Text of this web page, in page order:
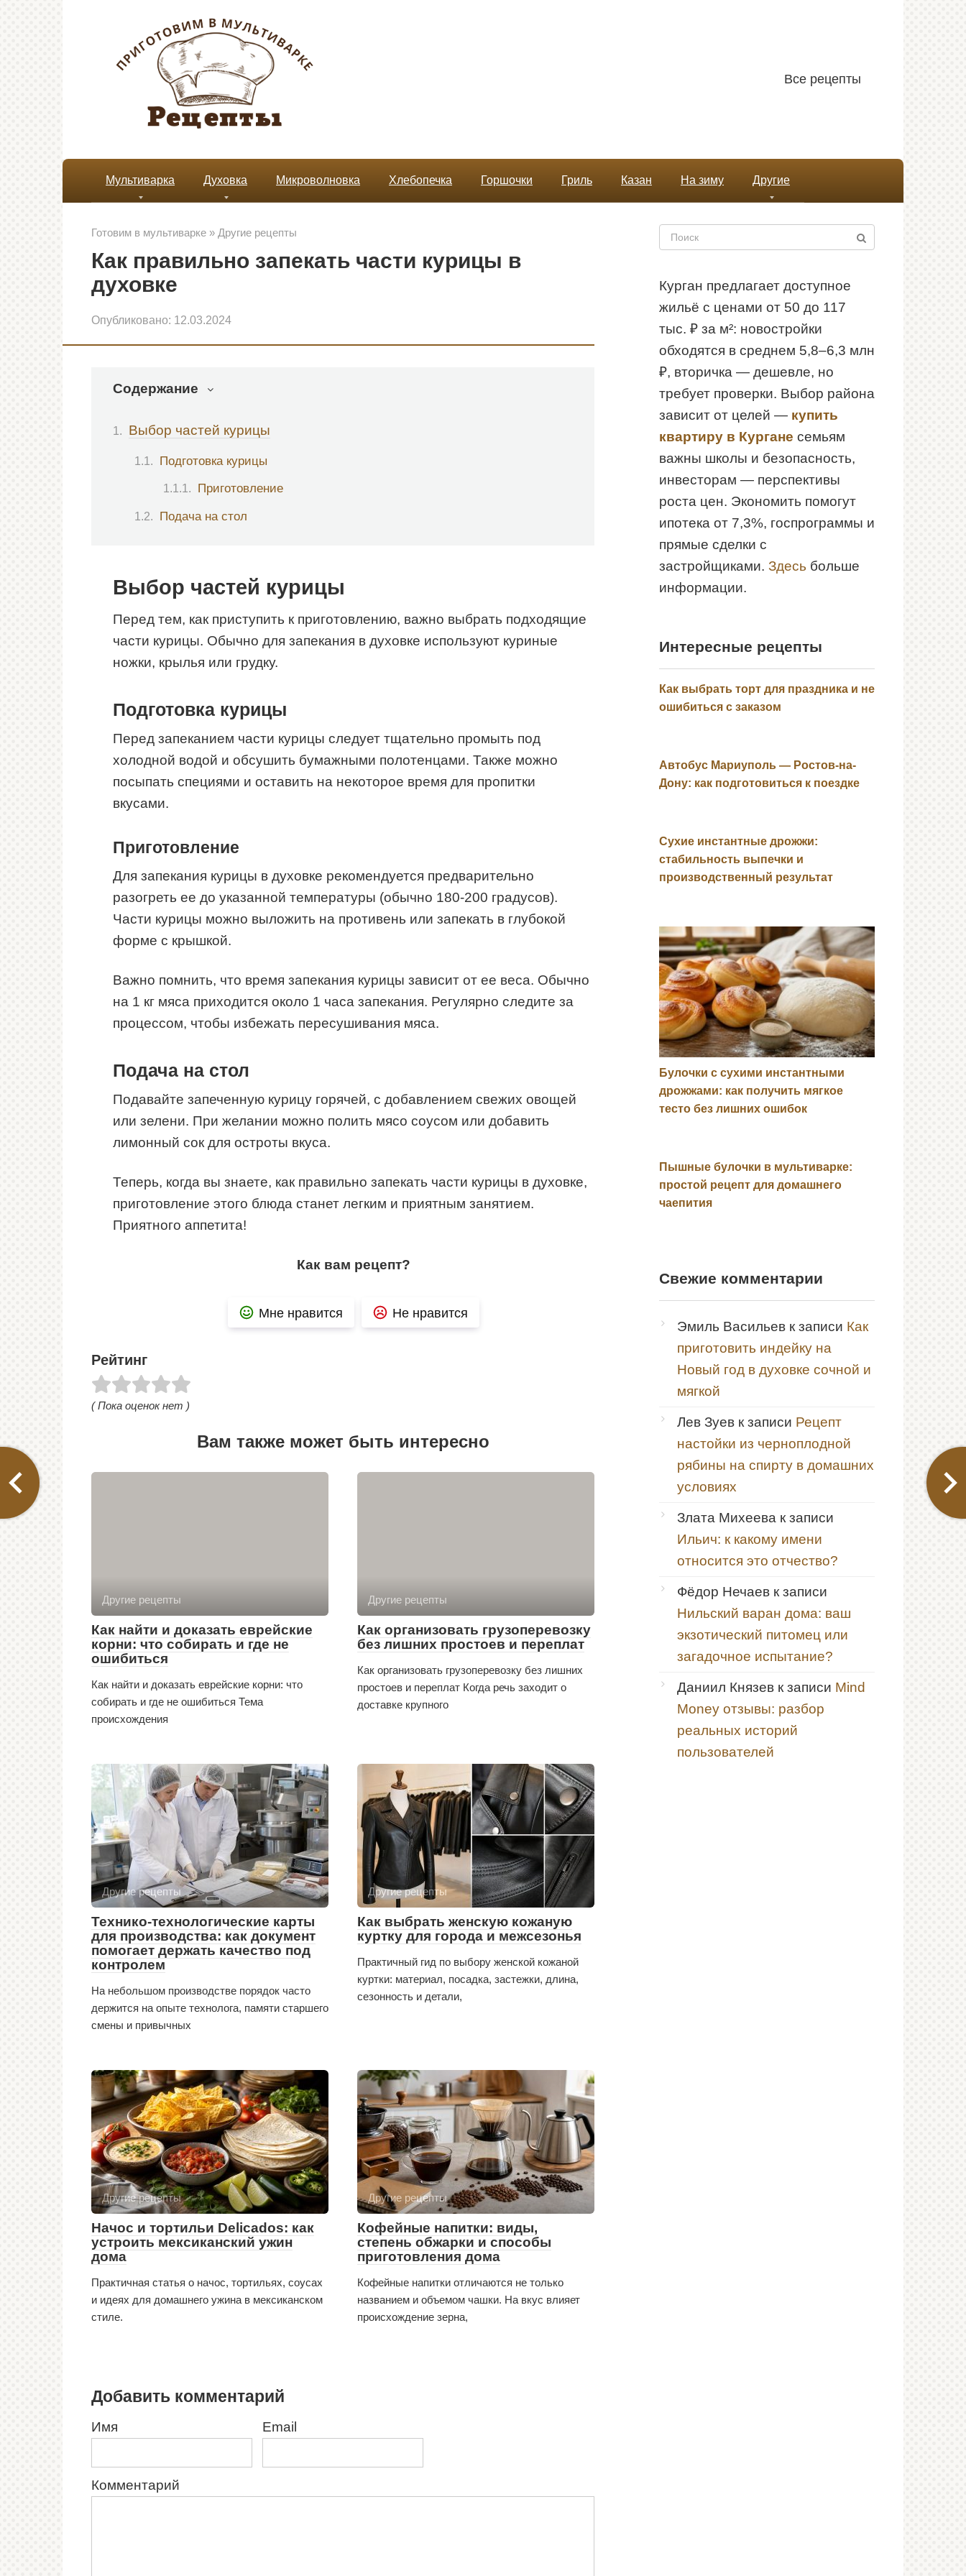
Все рецепты
Мультиварка Духовка Микроволновка Хлебопечка Горшочки Гриль Казан На зиму Другие
Готовим в мультиварке » Другие рецепты
Как правильно запекать части курицы в
духовке
Опубликовано: 12.03.2024
Содержание
Выбор частей курицы
Подготовка курицы
Приготовление
Подача на стол
Выбор частей курицы
Перед тем, как приступить к приготовлению, важно выбрать подходящие
части курицы. Обычно для запекания в духовке используют куриные
ножки, крылья или грудку.
Подготовка курицы
Перед запеканием части курицы следует тщательно промыть под
холодной водой и обсушить бумажными полотенцами. Также можно
посыпать специями и оставить на некоторое время для пропитки
вкусами.
Приготовление
Для запекания курицы в духовке рекомендуется предварительно
разогреть ее до указанной температуры (обычно 180-200 градусов).
Части курицы можно выложить на противень или запекать в глубокой
форме с крышкой.
Важно помнить, что время запекания курицы зависит от ее веса. Обычно
на 1 кг мяса приходится около 1 часа запекания. Регулярно следите за
процессом, чтобы избежать пересушивания мяса.
Подача на стол
Подавайте запеченную курицу горячей, с добавлением свежих овощей
или зелени. При желании можно полить мясо соусом или добавить
лимонный сок для остроты вкуса.
Теперь, когда вы знаете, как правильно запекать части курицы в духовке,
приготовление этого блюда станет легким и приятным занятием.
Приятного аппетита!
Как вам рецепт?
Мне нравится Не нравится
Рейтинг
( Пока оценок нет )
Вам также может быть интересно
Другие рецепты
Как найти и доказать еврейские
корни: что собирать и где не
ошибиться
Как найти и доказать еврейские корни: что
собирать и где не ошибиться Тема
происхождения
Другие рецепты
Как организовать грузоперевозку
без лишних простоев и переплат
Как организовать грузоперевозку без лишних
простоев и переплат Когда речь заходит о
доставке крупного
Другие рецепты
Технико-технологические карты
для производства: как документ
помогает держать качество под
контролем
На небольшом производстве порядок часто
держится на опыте технолога, памяти старшего
смены и привычных
Другие рецепты
Как выбрать женскую кожаную
куртку для города и межсезонья
Практичный гид по выбору женской кожаной
куртки: материал, посадка, застежки, длина,
сезонность и детали,
Другие рецепты
Начос и тортильи Delicados: как
устроить мексиканский ужин
дома
Практичная статья о начос, тортильях, соусах
и идеях для домашнего ужина в мексиканском
стиле.
Другие рецепты
Кофейные напитки: виды,
степень обжарки и способы
приготовления дома
Кофейные напитки отличаются не только
названием и объемом чашки. На вкус влияет
происхождение зерна,
Добавить комментарий
Имя Email
Комментарий
Поиск:
Курган предлагает доступное
жильё с ценами от 50 до 117
тыс. ₽ за м²: новостройки
обходятся в среднем 5,8–6,3 млн
₽, вторичка — дешевле, но
требует проверки. Выбор района
зависит от целей — купить
квартиру в Кургане семьям
важны школы и безопасность,
инвесторам — перспективы
роста цен. Экономить помогут
ипотека от 7,3%, госпрограммы и
прямые сделки с
застройщиками. Здесь больше
информации.
Интересные рецепты
Как выбрать торт для праздника и не
ошибиться с заказом
Автобус Мариуполь — Ростов-на-
Дону: как подготовиться к поездке
Сухие инстантные дрожжи:
стабильность выпечки и
производственный результат
Булочки с сухими инстантными
дрожжами: как получить мягкое
тесто без лишних ошибок
Пышные булочки в мультиварке:
простой рецепт для домашнего
чаепития
Свежие комментарии
Эмиль Васильев к записи Как
приготовить индейку на
Новый год в духовке сочной и
мягкой
Лев Зуев к записи Рецепт
настойки из черноплодной
рябины на спирту в домашних
условиях
Злата Михеева к записи
Ильич: к какому имени
относится это отчество?
Фёдор Нечаев к записи
Нильский варан дома: ваш
экзотический питомец или
загадочное испытание?
Даниил Князев к записи Mind
Money отзывы: разбор
реальных историй
пользователей